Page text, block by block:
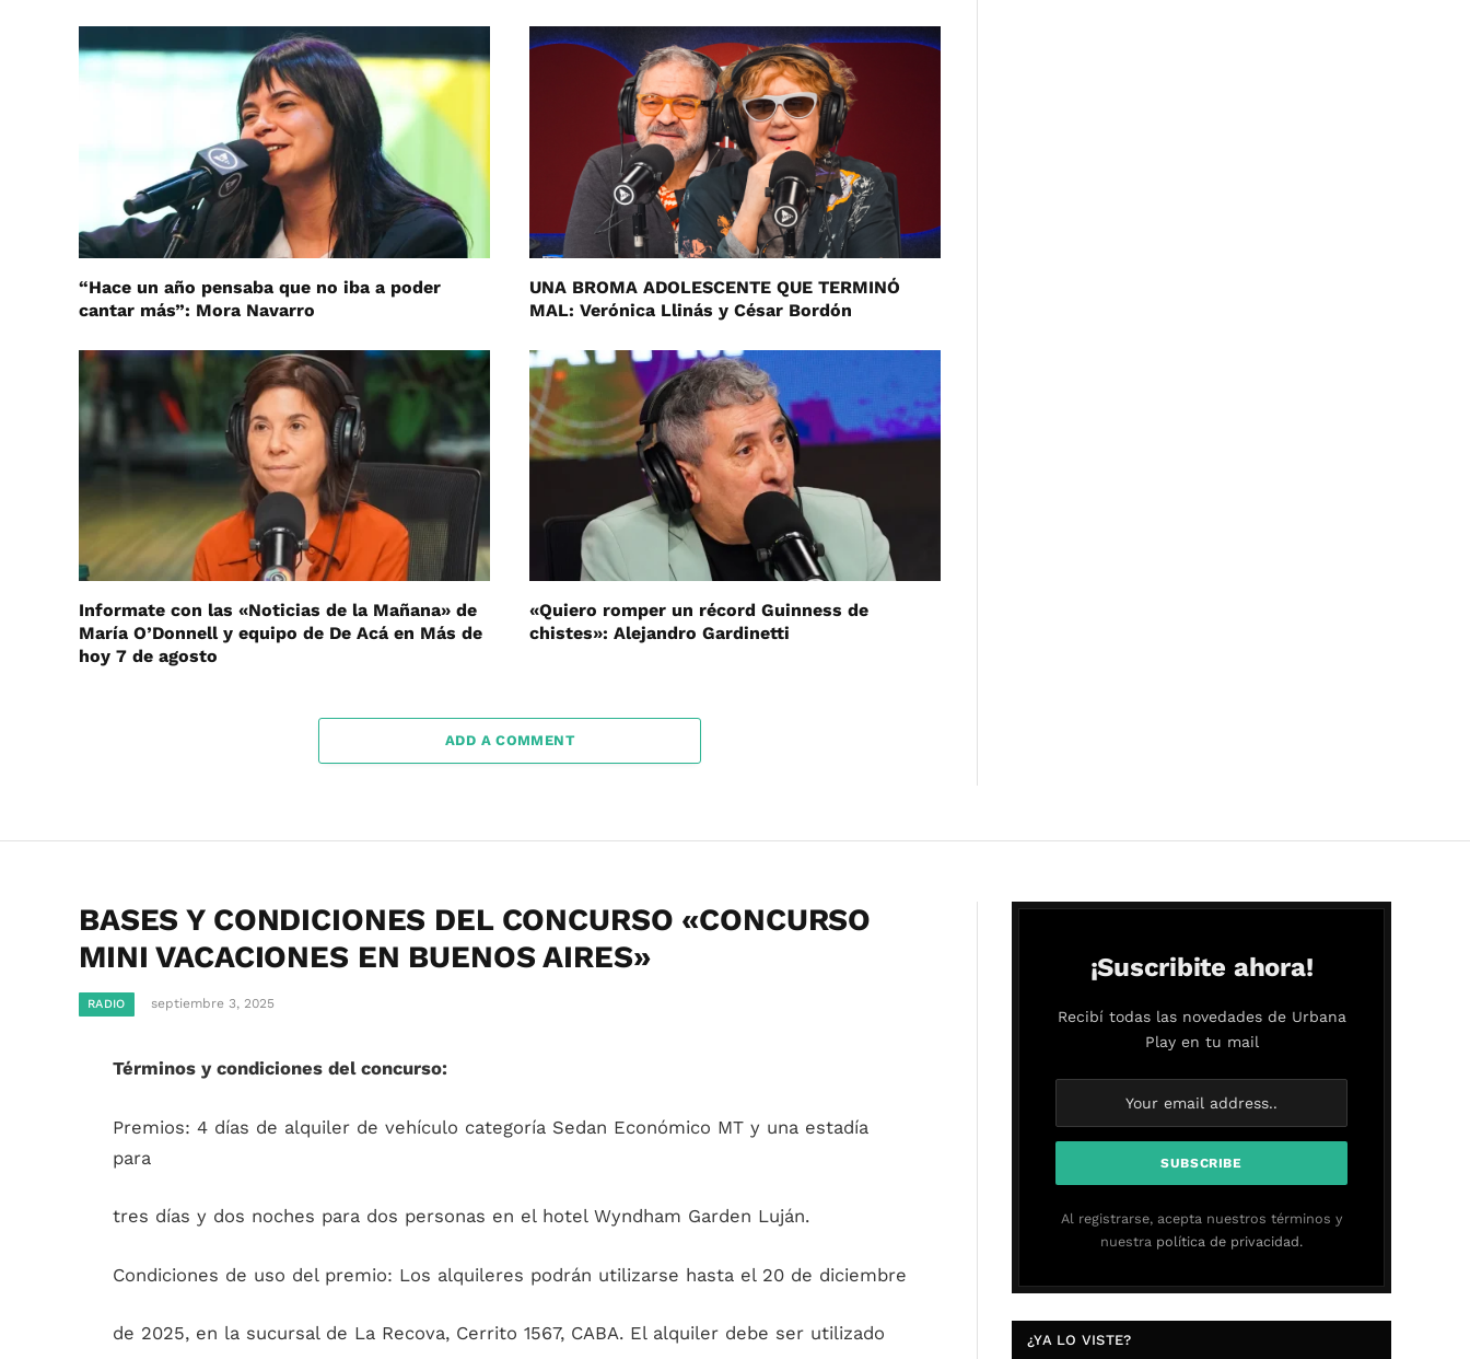
“Hace un año pensaba que no iba a poder
cantar más”: Mora Navarro
UNA BROMA ADOLESCENTE QUE TERMINÓ
MAL: Verónica Llinás y César Bordón
Informate con las «Noticias de la Mañana» de
María O’Donnell y equipo de De Acá en Más de
hoy 7 de agosto
«Quiero romper un récord Guinness de
chistes»: Alejandro Gardinetti
ADD A COMMENT
BASES Y CONDICIONES DEL CONCURSO «CONCURSO
MINI VACACIONES EN BUENOS AIRES»
RADIO septiembre 3, 2025
Términos y condiciones del concurso:
Premios: 4 días de alquiler de vehículo categoría Sedan Económico MT y una estadía
para
tres días y dos noches para dos personas en el hotel Wyndham Garden Luján.
Condiciones de uso del premio: Los alquileres podrán utilizarse hasta el 20 de diciembre
de 2025, en la sucursal de La Recova, Cerrito 1567, CABA. El alquiler debe ser utilizado
¡Suscribite ahora!
Recibí todas las novedades de Urbana
Play en tu mail
Al registrarse, acepta nuestros términos y
nuestra política de privacidad.
¿YA LO VISTE?